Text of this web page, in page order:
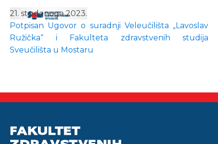
21. studenoga 2023.
Potpisan Ugovor o suradnji Veleučilišta „Lavoslav
Ružička“ i Fakulteta zdravstvenih studija
Sveučilišta u Mostaru